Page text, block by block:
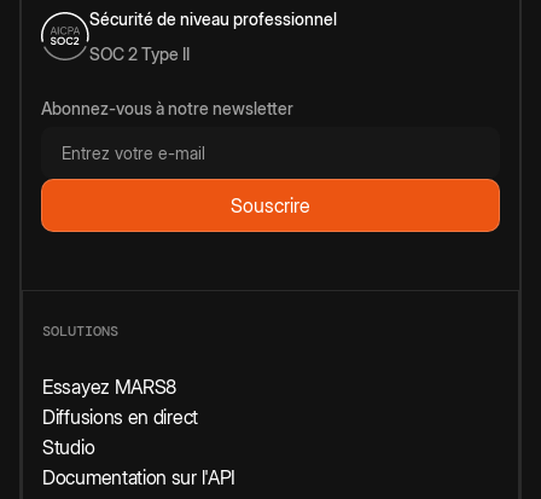
Sécurité de niveau professionnel
SOC 2 Type II
Abonnez-vous à notre newsletter
SOLUTIONS
Essayez MARS8
Diffusions en direct
Studio
Documentation sur l'API